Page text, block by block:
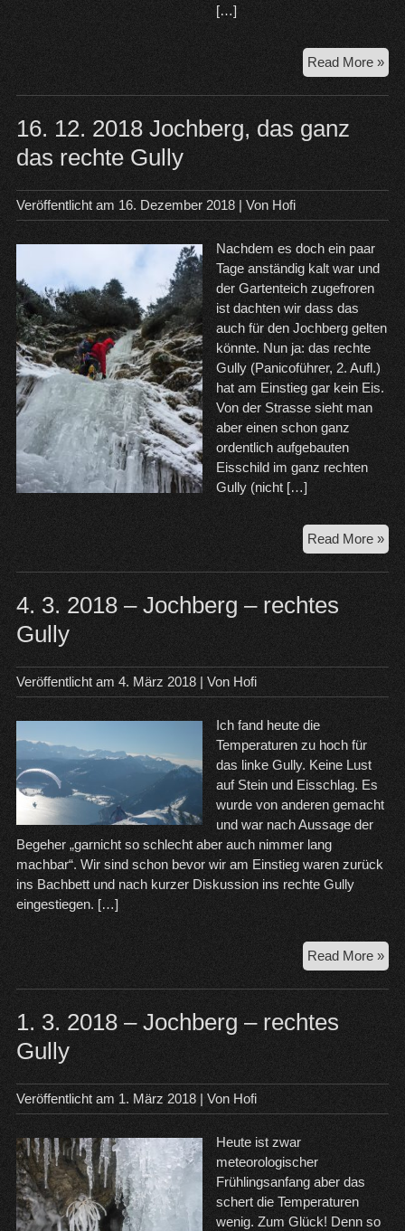
[…]
Read More »
–
in
16. 12. 2018 Jochberg, das ganz
das rechte Gully
Veröffentlicht am 16. Dezember 2018| Von Hofi
Nachdem es doch ein paar
Tage anständig kalt war und
der Gartenteich zugefroren
ist dachten wir dass das
auch für den Jochberg gelten
könnte. Nun ja: das rechte
Gully (Panicoführer, 2. Aufl.)
hat am Einstieg gar kein Eis.
Von der Strasse sieht man
aber einen schon ganz
ordentlich aufgebauten
Eisschild im ganz rechten
Gully (nicht […]
Read More »16.
12.
das
4. 3. 2018 – Jochberg – rechtes
Gully
Veröffentlicht am 4. März 2018| Von Hofi
Ich fand heute die
Temperaturen zu hoch für
das linke Gully. Keine Lust
auf Stein und Eisschlag. Es
wurde von anderen gemacht
und war nach Aussage der
Begeher „garnicht so schlecht aber auch nimmer lang
machbar“. Wir sind schon bevor wir am Einstieg waren zurück
ins Bachbett und nach kurzer Diskussion ins rechte Gully
eingestiegen. […]
Read More »4.
3.
1. 3. 2018 – Jochberg – rechtes
Gully
Veröffentlicht am 1. März 2018| Von Hofi
Heute ist zwar
meteorologischer
Frühlingsanfang aber das
schert die Temperaturen
wenig. Zum Glück! Denn so